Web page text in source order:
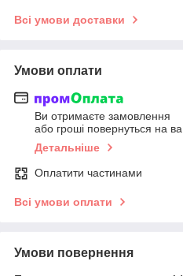
Всі умови доставки
Умови оплати
Ви отримаєте замовлення
або гроші повернуться на
Детальніше
Оплатити частинами
Всі умови оплати
Умови повернення